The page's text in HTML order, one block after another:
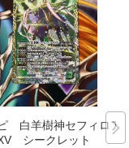
白羊樹神セフィロア
シークレット